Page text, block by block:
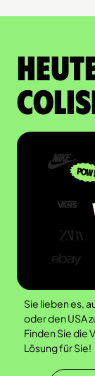
Sie lieben es,
oder den USA
Finden Sie die
Lösung für Sie!